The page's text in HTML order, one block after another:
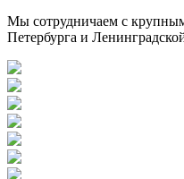
Мы сотрудничаем с
Петербурга и